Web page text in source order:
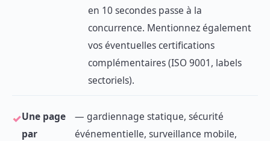
en 10 secondes passe à la
concurrence. Mentionnez également
vos éventuelles certifications
complémentaires (ISO 9001, labels
sectoriels).
Une page
par
— gardiennage statique, sécurité
événementielle, surveillance mobile,